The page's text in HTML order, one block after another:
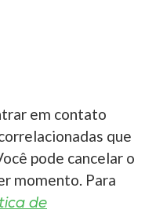
em contato
que
pode cancelar o
momento. Para
de